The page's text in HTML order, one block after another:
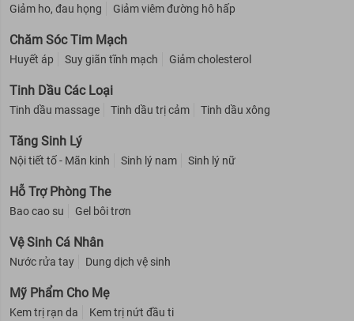
Giảm ho, đau họng Giảm viêm đường hô hấp
Chăm Sóc Tim Mạch
Huyết áp Suy giãn tĩnh mạch Giảm cholesterol
Tinh Dầu Các Loại
Tinh dầu massage Tinh dầu trị cảm Tinh dầu xông
Tăng Sinh Lý
Nội tiết tố - Mãn kinh Sinh lý nam Sinh lý nữ
Hỗ Trợ Phòng The
Bao cao su Gel bôi trơn
Vệ Sinh Cá Nhân
Nước rửa tay Dung dịch vệ sinh
Mỹ Phẩm Cho Mẹ
Kem trị rạn da Kem trị nứt đầu ti